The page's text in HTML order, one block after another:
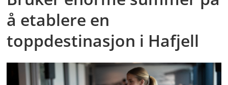
å etablere en
toppdestinasjon i Hafjell